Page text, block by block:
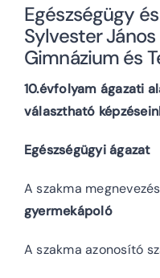
Egészségügy
Sylvester
Gimnázium és
10.évfolyam ágazati
választható
Egészségügyi ágazat
A szakma
gyermekápoló
A szakma azonosító